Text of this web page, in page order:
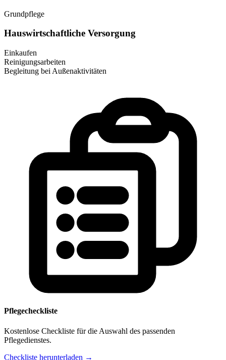
Grundpflege
Hauswirtschaftliche Versorgung
Einkaufen
Reinigungsarbeiten
Begleitung bei Außenaktivitäten
Pflegecheckliste
Kostenlose Checkliste für die Auswahl des passenden
Pflegedienstes.
Checkliste herunterladen →